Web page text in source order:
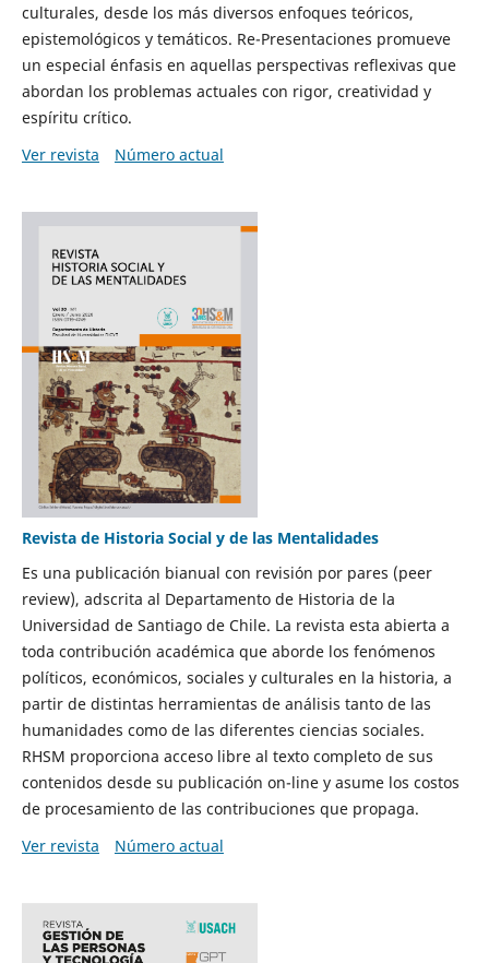
culturales, desde los más diversos enfoques teóricos,
epistemológicos y temáticos. Re-Presentaciones promueve
un especial énfasis en aquellas perspectivas reflexivas que
abordan los problemas actuales con rigor, creatividad y
espíritu crítico.
Ver revista
Número actual
Revista de Historia Social y de las Mentalidades
Es una publicación bianual con revisión por pares (peer
review), adscrita al Departamento de Historia de la
Universidad de Santiago de Chile. La revista esta abierta a
toda contribución académica que aborde los fenómenos
políticos, económicos, sociales y culturales en la historia, a
partir de distintas herramientas de análisis tanto de las
humanidades como de las diferentes ciencias sociales.
RHSM proporciona acceso libre al texto completo de sus
contenidos desde su publicación on-line y asume los costos
de procesamiento de las contribuciones que propaga.
Ver revista
Número actual